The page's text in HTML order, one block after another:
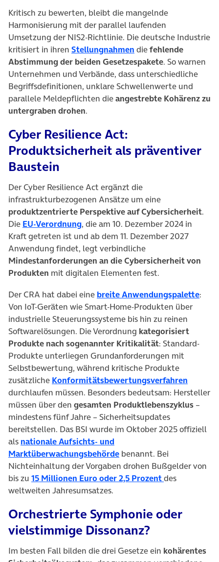
Kritisch zu bewerten, bleibt die mangelnde
Harmonisierung mit der parallel laufenden
Umsetzung der NIS2-Richtlinie. Die deutsche Industrie
kritisiert in ihren Stellungnahmen (öffnet in neuem Tab)
diefehlende
Abstimmung der beiden Gesetzespakete. So warnen
Unternehmen und Verbände, dass unterschiedliche
Begriffsdefinitionen, unklare Schwellenwerte und
parallele Meldepflichten dieangestrebte Kohärenz zu
untergraben drohen.
Cyber Resilience Act:
Produktsicherheit als präventiver
Baustein
Der Cyber Resilience Act ergänzt die
infrastrukturbezogenen Ansätze um eine
produktzentrierte Perspektive auf Cybersicherheit.
Die EU-Verordnung(öffnet in neuem Tab)
, die am 10. Dezember 2024 in
Kraft getreten ist und ab dem 11. Dezember 2027
Anwendung findet, legt verbindliche
Mindestanforderungen an die Cybersicherheit von
Produkten mit digitalen Elementen fest.
Der CRA hat dabei eine breite Anwendungspalette:
Von IoT-Geräten wie Smart-Home-Produkten über
industrielle Steuerungssysteme bis hin zu reinen
Softwarelösungen. Die Verordnung kategorisiert
Produkte nach sogenannter Kritikalität: Standard-
Produkte unterliegen Grundanforderungen mit
Selbstbewertung, während kritische Produkte
zusätzliche Konformitätsbewertungsverfahren
durchlaufen müssen. Besonders bedeutsam: Hersteller
müssen über den gesamten Produktlebenszyklus –
mindestens fünf Jahre – Sicherheitsupdates
bereitstellen. Das BSI wurde im Oktober 2025 offiziell
als nationale Aufsichts- und
Marktüberwachungsbehörde(öffnet in neuem Tab)
benannt. Bei
Nichteinhaltung der Vorgaben drohen Bußgelder von
bis zu 15 Millionen Euro oder 2,5 Prozent(öffnet in
des
weltweiten Jahresumsatzes.
Orchestrierte Symphonie oder
vielstimmige Dissonanz?
Im besten Fall bilden die drei Gesetze ein kohärentes